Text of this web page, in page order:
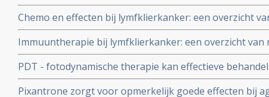
Chemo en effecten bij lymfklierkanker: een overzicht
reguliere oncologie van afgelopen tien jaar
Immuuntherapie bij lymfklierkanker: een overzicht
PDT - fotodynamische therapie kan effectieve
lymfklierkanker
Pixantrone zorgt voor opmerkelijk goede effecten bij